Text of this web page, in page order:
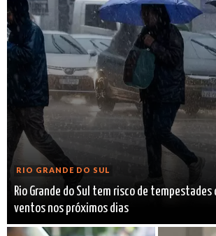
RIO GRANDE DO SUL
Rio Grande do Sul tem risco de tempestades
ventos nos próximos dias